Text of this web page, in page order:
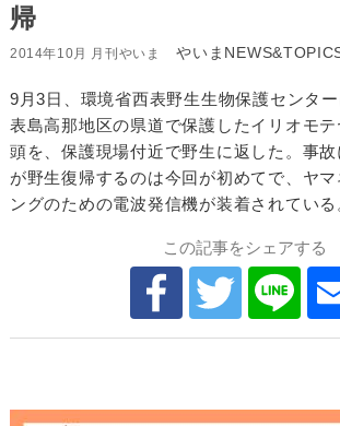
帰
2014年10月 月刊やいま やいま
9月3日、環境省西表野生生物保護センタ
表島高那地区の県道で保護したイリオモ
頭を、保護現場付近で野生に返した。事故
が野生復帰するのは今回が初めてで、ヤマ
ングのための電波発信機が装着されている
この記事をシェアする